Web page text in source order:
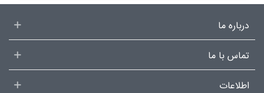
درباره ما
تماس با ما
اطلاعات